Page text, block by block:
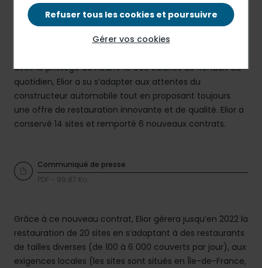
À l’issue d’un appel d’offres de 18 mois, Elior a remporté
pour les trois prochaines années la gestion de la
avoir le privilège de nourrir 16 000 salariés de Renault au
quotidien, Elior a su s’adapter aux attentes du
constructeur automobile tout en proposant toujours
une offre de restauration innovante et de qualité. Elior a
conservé 14 sites et remporté 6 nouveaux contrats.
Communiqué de presse
PDF - 99.87 Ko
Grâce à ce nouveau contrat, Elior gèrera jusqu’en 2022 la
restauration de 20 sites en s’adaptant à des restaurants
de tailles diverses (de 100 à 6 000 couverts par jour), aux
exigences locales (les sites sont situés en Île-de-France,
Refuser tous les cookies et poursuivre
Gérer vos cookies